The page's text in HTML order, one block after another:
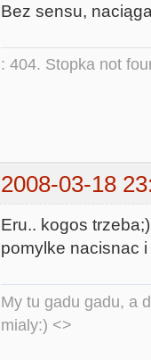
Bez sensu,
: 404. Stopka not
2008-03-18
Eru.. kogos
pomylke nacisnac
My tu gadu gadu, a
mialy:) <>